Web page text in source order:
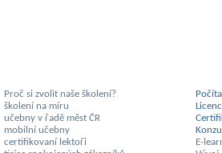
Proč si zvolit naše školení?
školení na míru
učebny v řadě měst ČR
mobilní učebny
certifikovaní lektoři
E-